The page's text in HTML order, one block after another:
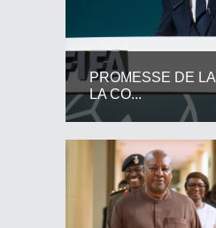
PROMESSE DE
LA CO...